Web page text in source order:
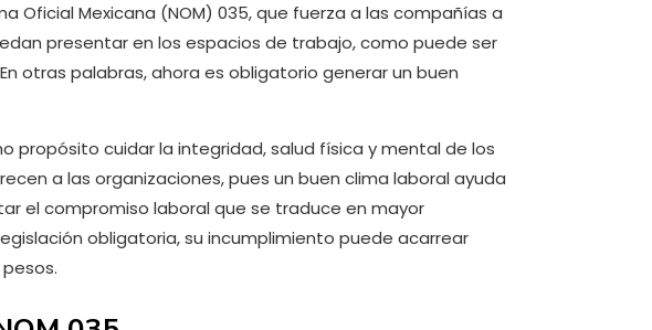
Oficial Mexicana (NOM) 035, que fuerza a las compañías a
presentar en los espacios de trabajo, como puede ser
otras palabras, ahora es obligatorio generar un buen
propósito cuidar la integridad, salud física y mental de los
a las organizaciones, pues un buen clima laboral ayuda
el compromiso laboral que se traduce en mayor
obligatoria, su incumplimiento puede acarrear